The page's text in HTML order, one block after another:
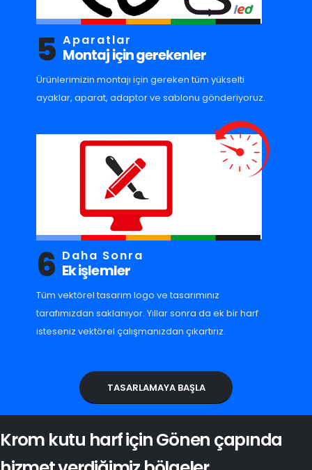
5 Aparatlar
Montaj için gerekenler
Ürünlerimizin montajı için gereken tüm yükselti
ayaklar, aparat, adaptor ve sablonu gönderiyoruz.
6 Daha Sonra
Ek işlemler
Tüm vektörel tasarım logo ve tasarımınız
tarafımızdan saklanıyor. Yıllar sonra da ek bir harf
isteseniz vektörel çalışmanızdan çıkartırız.
TASARLAMAYA BAŞLA
Krom kutu harf için Gönen çapında